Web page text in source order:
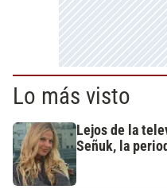
Lo más visto
Lejos de la
Señuk, la